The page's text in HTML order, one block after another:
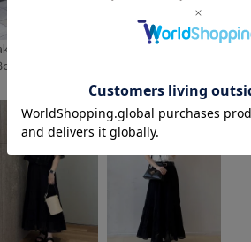
SIZE:F
154cm SIZE:F